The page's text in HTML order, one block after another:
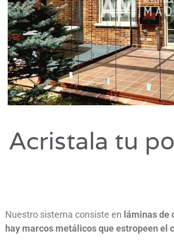
Acristala tu
Nuestro sistema consiste en láminas
hay marcos metálicos que estropeen el